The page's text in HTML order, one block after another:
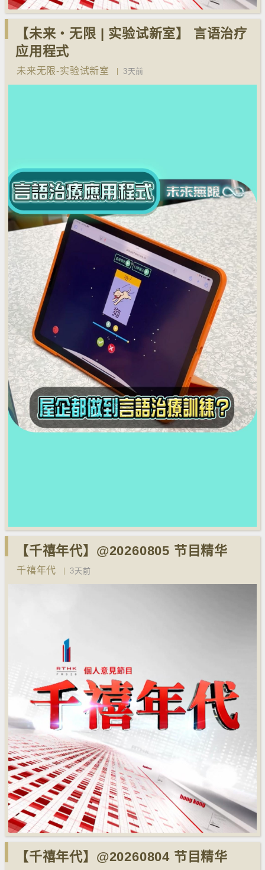
【未来‧无限 | 实验试新室】 言语治疗
应用程式
未来无限-实验试新室 3天前
【千禧年代】@20260805 节目精华
千禧年代 3天前
【千禧年代】@20260804 节目精华